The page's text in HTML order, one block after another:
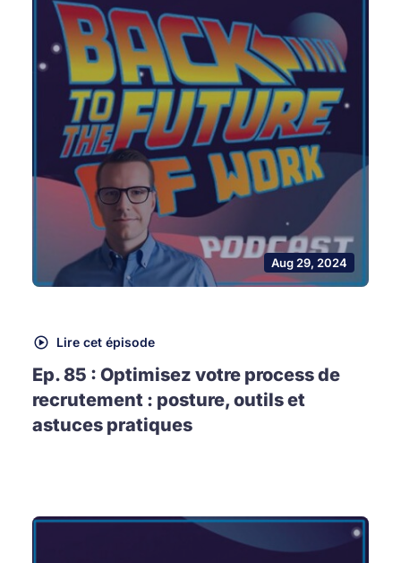
Aug 29, 2024
Lire cet épisode
Ep. 85 : Optimisez votre process de
recrutement : posture, outils et
astuces pratiques